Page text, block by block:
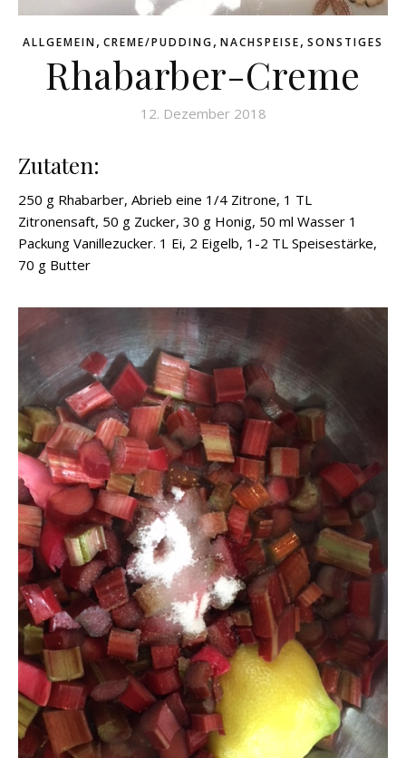
ALLGEMEIN, CREME/PUDDING, NACHSPEISE, SONSTIGES
Rhabarber-Creme
12. Dezember 2018
Zutaten:
250 g Rhabarber, Abrieb eine 1/4 Zitrone, 1 TL
Zitronensaft, 50 g Zucker, 30 g Honig, 50 ml Wasser 1
Packung Vanillezucker. 1 Ei, 2 Eigelb, 1-2 TL Speisestärke,
70 g Butter